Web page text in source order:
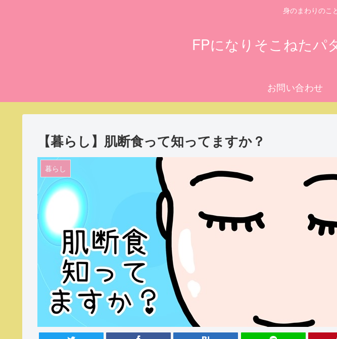
身のまわりのこ
FPになりそこねたパ
お問い合わせ
【暮らし】肌断食って知ってますか？
暮らし